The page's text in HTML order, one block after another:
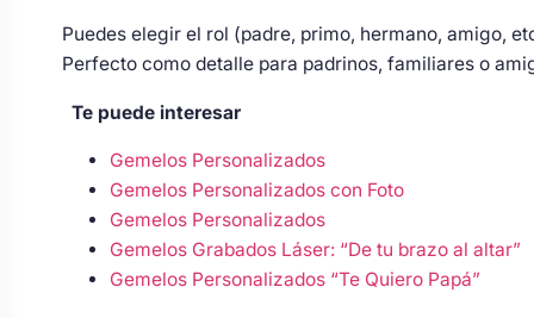
bebé boda
floral coche
Puedes elegir el rol (padre, primo, hermano, amigo,
Perfecto como detalle para padrinos, familiares o
Te puede interesar
Gemelos Personalizados
Gemelos Personalizados con Foto
Gemelos Personalizados
Gemelos Grabados Láser: “De tu brazo al altar”
Gemelos Personalizados “Te Quiero Papá”